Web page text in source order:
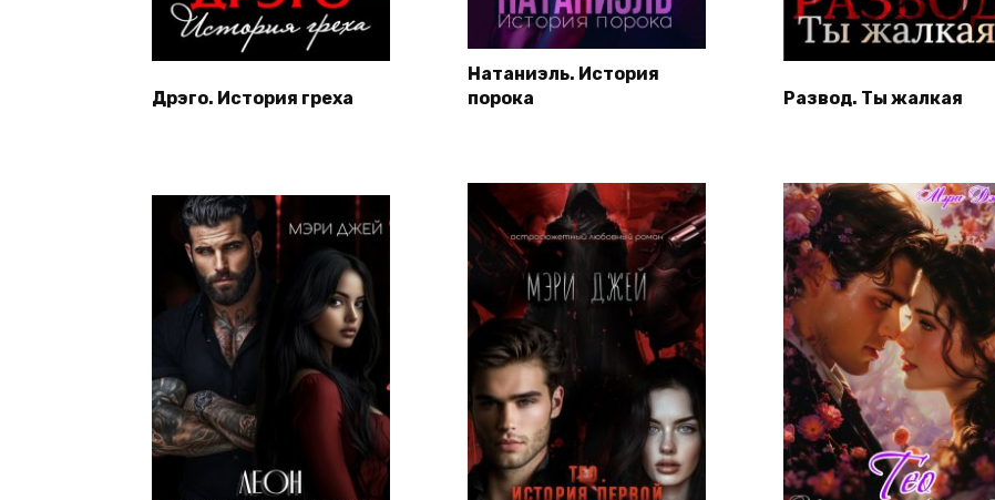
Дрэго. История греха
Натаниэль. История
порока
Развод. Ты жалкая